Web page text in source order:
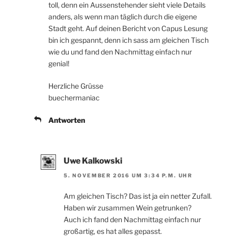
toll, denn ein Aussenstehender sieht viele Details
anders, als wenn man täglich durch die eigene
Stadt geht. Auf deinen Bericht von Capus Lesung
bin ich gespannt, denn ich sass am gleichen Tisch
wie du und fand den Nachmittag einfach nur
genial!
Herzliche Grüsse
buechermaniac
Antworten
Uwe Kalkowski
5. NOVEMBER 2016 UM 3:34 P.M. UHR
Am gleichen Tisch? Das ist ja ein netter Zufall.
Haben wir zusammen Wein getrunken?
Auch ich fand den Nachmittag einfach nur
großartig, es hat alles gepasst.